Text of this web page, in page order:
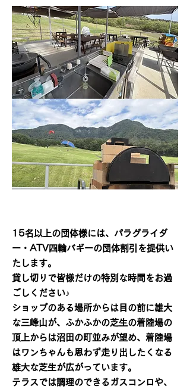
15名以上の団体様には、パラグライダ
ー・ATV四輪バギーの団体割引を提供い
たします。
貸し切りで皆様だけの特別な時間をお過
ごしください♪
ショップのある場所からは​目の前に雄大
な三峰山が、ふかふかの芝生の着陸場の
頂上からは沼田の町並みが望め、着陸場
はワンちゃんも思わず走り出したくなる
雄大な芝生が広がっています。
​テラスでは調理のできるガスコンロや、